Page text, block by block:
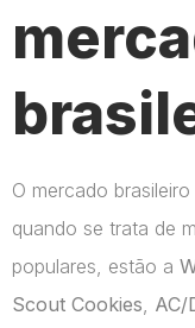
O mercado
quando se trata de
populares, estão a
Scout Cookies AC/